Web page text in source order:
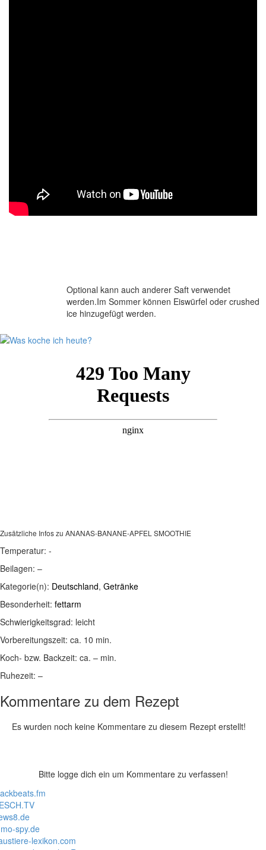
Optional kann auch anderer Saft verwendet
werden.Im Sommer können Eiswürfel oder crushed
ice hinzugefügt werden.
Zusätzliche Infos zu ANANAS-BANANE-APFEL SMOOTHIE
Temperatur: -
Beilagen: –
Kategorie(n): Deutschland, Getränke
Besonderheit: fettarm
Schwierigkeitsgrad: leicht
Vorbereitungszeit: ca. 10 min.
Koch- bzw. Backzeit: ca. – min.
Ruhezeit: –
Kommentare zu dem Rezept
Es wurden noch keine Kommentare zu diesem Rezept erstellt!
Bitte logge dich ein um Kommentare zu verfassen!
spy.de
lexikon.com